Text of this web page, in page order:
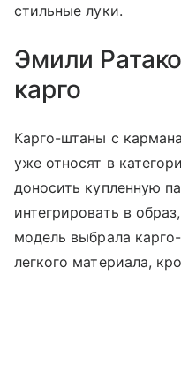
стильные луки.
Эмили
карго
Карго-штаны с
уже относят в
доносить купленную
интегрировать в
модель выбрала
легкого материала,